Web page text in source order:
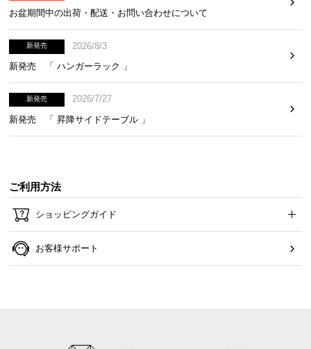
お盆期間中の出荷・配送・お問い合わせについて
新発売
2026/8/3
新発売 「 ハンガーラック 」
新発売
2026/7/27
新発売 「 昇降サイドテーブル 」
ご利用方法
ショッピングガイド
お客様サポート